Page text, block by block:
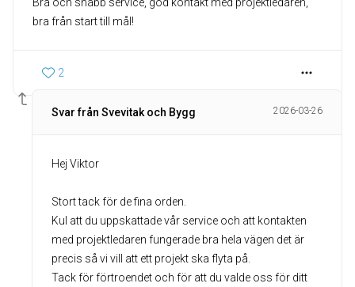
bra från start till mål!
2
Svar från Svevitak och Bygg 2026-03-26
Hej Viktor
Stort tack för de fina orden.
Kul att du uppskattade vår service och att kontakten
med projektledaren fungerade bra hela vägen det är
precis så vi vill att ett projekt ska flyta på.
Tack för förtroendet och för att du valde oss för ditt